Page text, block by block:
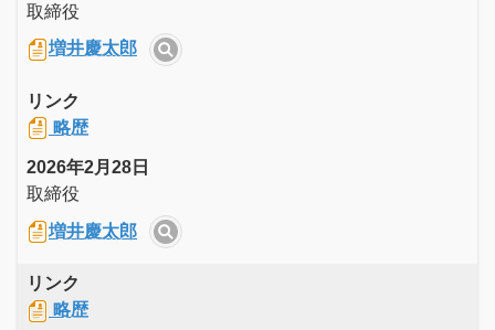
取締役
増井慶太郎
リンク
略歴
2026年2月28日
取締役
増井慶太郎
リンク
略歴